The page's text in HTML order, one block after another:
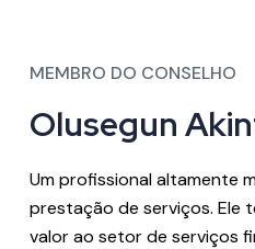
MEMBRO DO CONSELHO
Olusegun
Um profissional altamente
prestação de serviços. Ele
valor ao setor de serviços